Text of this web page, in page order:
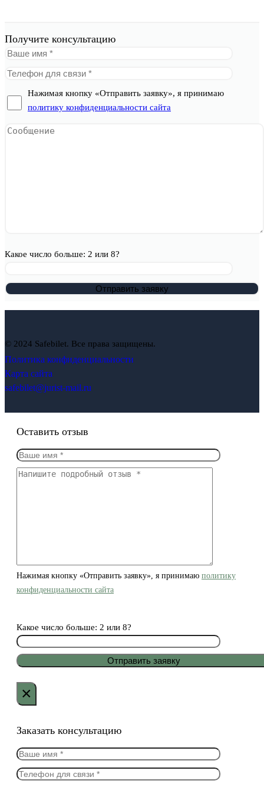
Получите консультацию
Нажимая кнопку «Отправить заявку», я принимаю
политику конфиденциальности сайта
Какое число больше: 2 или 8?
© 2024 Safebilet. Все права защищены.
Политика конфиденциальности
Карта сайта
safebilet@jurist-mail.ru
Оставить отзыв
Нажимая кнопку «Отправить заявку», я принимаю политику
конфиденциальности сайта
Какое число больше: 2 или 8?
×
Заказать консультацию